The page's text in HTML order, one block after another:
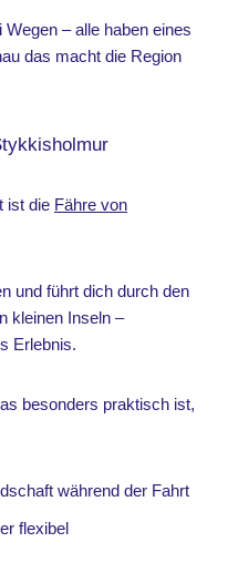
– alle haben eines
das macht die Region
ist die Fähre von
und führt dich durch den
kleinen Inseln –
Erlebnis.
besonders praktisch ist,
während der Fahrt
flexibel